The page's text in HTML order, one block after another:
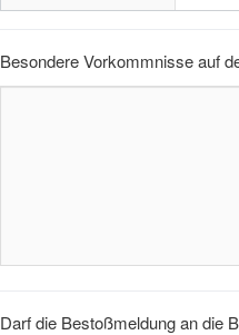
Besondere Vorkommnisse auf
Darf die Bestoßmeldung an die